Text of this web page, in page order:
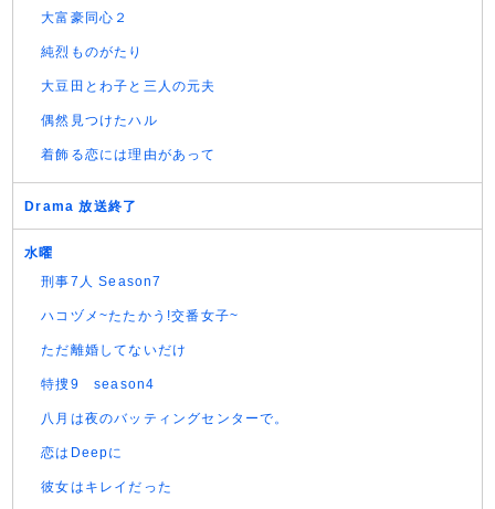
大富豪同心２
純烈ものがたり
大豆田とわ子と三人の元夫
偶然見つけたハル
着飾る恋には理由があって
Drama 放送終了
水曜
刑事7人 Season7
ハコヅメ~たたかう!交番女子~
ただ離婚してないだけ
特捜9 season4
八月は夜のバッティングセンターで。
恋はDeepに
彼女はキレイだった